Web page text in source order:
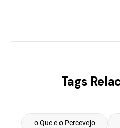
Tags
o Que e o Percevejo